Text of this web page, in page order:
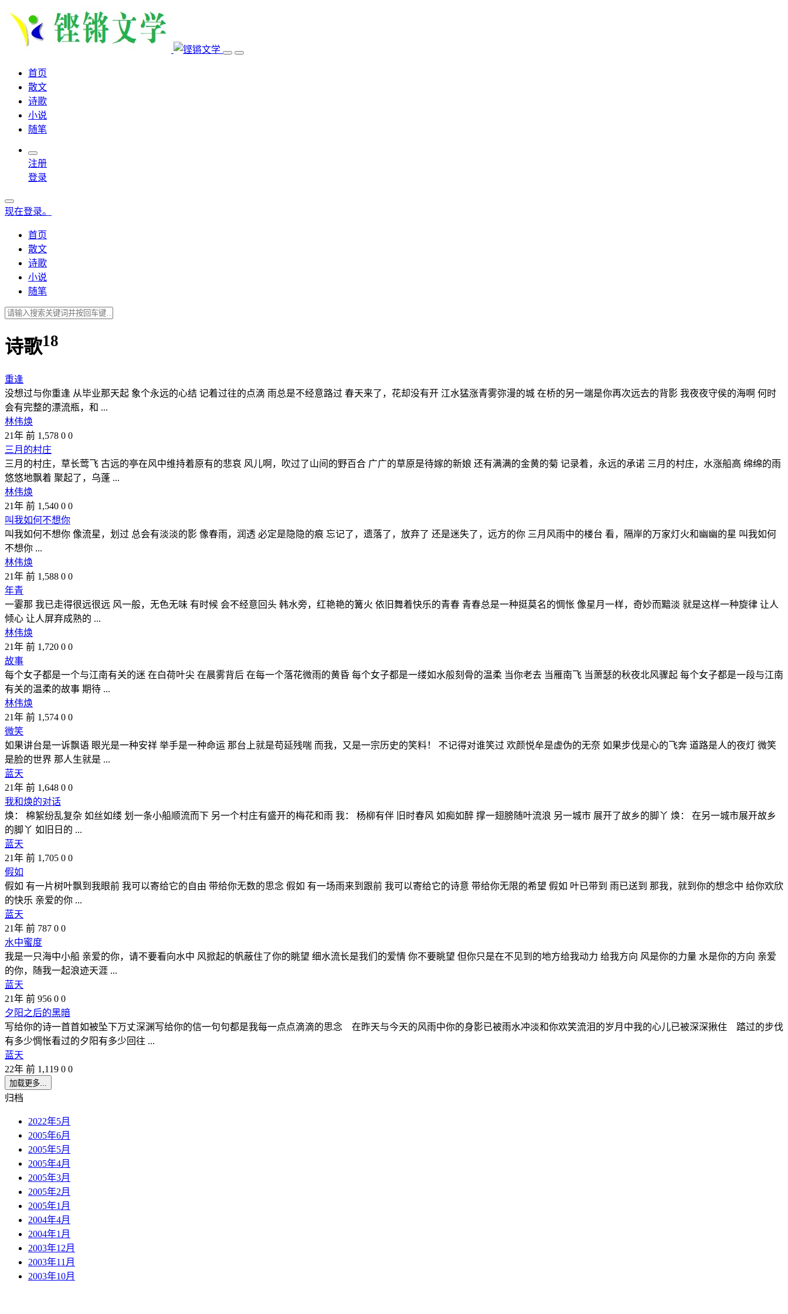
首页
散文
诗歌
小说
随笔
注册
登录
现在登录。
首页
散文
诗歌
小说
随笔
诗歌18
重逢
没想过与你重逢 从毕业那天起 象个永远的心结 记着过往的点滴 雨总是不经意路过 春天来了，花却没有开 江水猛涨青雾弥漫的城 在桥的另一端是你再次远去的背影 我夜夜守侯的海啊 何时
会有完整的漂流瓶，和 ...
林伟焕
21年 前 1,578 0 0
三月的村庄
三月的村庄，草长莺飞 古远的亭在风中维持着原有的悲哀 风儿啊，吹过了山间的野百合 广广的草原是待嫁的新娘 还有满满的金黄的菊 记录着，永远的承诺 三月的村庄，水涨船高 绵绵的雨
悠悠地飘着 聚起了，乌蓬 ...
林伟焕
21年 前 1,540 0 0
叫我如何不想你
叫我如何不想你 像流星，划过 总会有淡淡的影 像春雨，润透 必定是隐隐的痕 忘记了，遗落了，放弃了 还是迷失了，远方的你 三月风雨中的楼台 看，隔岸的万家灯火和幽幽的星 叫我如何
不想你 ...
林伟焕
21年 前 1,588 0 0
年青
一霎那 我已走得很远很远 风一般，无色无味 有时候 会不经意回头 韩水旁，红艳艳的篝火 依旧舞着快乐的青春 青春总是一种挺莫名的惆怅 像星月一样，奇妙而黯淡 就是这样一种旋律 让人
倾心 让人屏弃成熟的 ...
林伟焕
21年 前 1,720 0 0
故事
每个女子都是一个与江南有关的迷 在白荷叶尖 在晨雾背后 在每一个落花微雨的黄昏 每个女子都是一缕如水般刻骨的温柔 当你老去 当雁南飞 当萧瑟的秋夜北风骤起 每个女子都是一段与江南
有关的温柔的故事 期待 ...
林伟焕
21年 前 1,574 0 0
微笑
如果讲台是一诉飘语 眼光是一种安祥 举手是一种命运 那台上就是苟延残喘 而我，又是一宗历史的笑料！ 不记得对谁笑过 欢颜悦牟是虚伪的无奈 如果步伐是心的飞奔 道路是人的夜灯 微笑
是脸的世界 那人生就是 ...
蓝天
21年 前 1,648 0 0
我和焕的对话
焕： 棉絮纷乱复杂 如丝如缕 划一条小船顺流而下 另一个村庄有盛开的梅花和雨 我： 杨柳有伴 旧时春风 如痴如醉 撑一翅膀随叶流浪 另一城市 展开了故乡的脚丫 焕： 在另一城市展开故乡
的脚丫 如旧日的 ...
蓝天
21年 前 1,705 0 0
假如
假如 有一片树叶飘到我眼前 我可以寄给它的自由 带给你无数的思念 假如 有一场雨来到跟前 我可以寄给它的诗意 带给你无限的希望 假如 叶已带到 雨已送到 那我，就到你的想念中 给你欢欣
的快乐 亲爱的你 ...
蓝天
21年 前 787 0 0
水中蜜度
我是一只海中小船 亲爱的你，请不要看向水中 风掀起的帆蔽住了你的眺望 细水流长是我们的爱情 你不要眺望 但你只是在不见到的地方给我动力 给我方向 风是你的力量 水是你的方向 亲爱
的你，随我一起浪迹天涯 ...
蓝天
21年 前 956 0 0
夕阳之后的黑暗
写给你的诗一首首如被坠下万丈深渊写给你的信一句句都是我每一点点滴滴的思念 在昨天与今天的风雨中你的身影已被雨水冲淡和你欢笑流泪的岁月中我的心儿已被深深揪住 踏过的步伐
有多少惆怅看过的夕阳有多少回往 ...
蓝天
22年 前 1,119 0 0
加载更多...
归档
2022年5月
2005年6月
2005年5月
2005年4月
2005年3月
2005年2月
2005年1月
2004年4月
2004年1月
2003年12月
2003年11月
2003年10月